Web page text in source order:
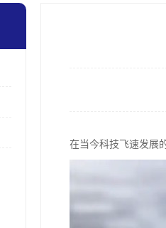
在当今科技飞速发展